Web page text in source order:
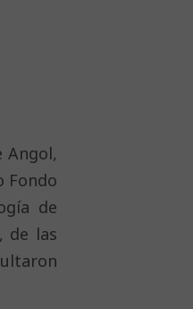
Angol,
Fondo
de
de las